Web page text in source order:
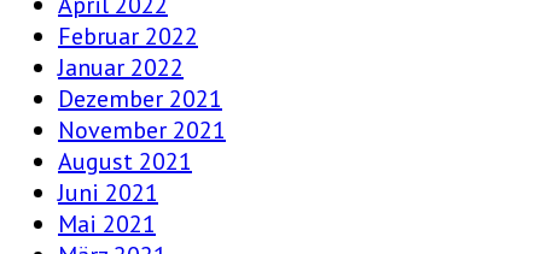
Februar 2022
Januar 2022
Dezember 2021
November 2021
August 2021
Juni 2021
Mai 2021